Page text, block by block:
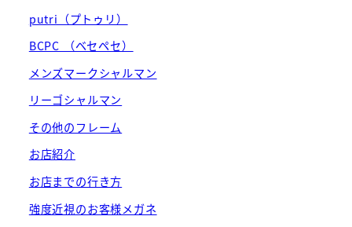
putri（プトゥリ）
BCPC （ベセペセ）
メンズマークシャルマン
リーゴシャルマン
その他のフレーム
お店紹介
お店までの行き方
強度近視のお客様メガネ